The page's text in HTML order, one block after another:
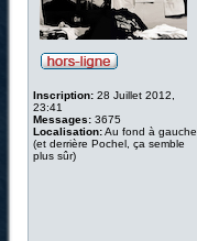
Inscription: 28 Juillet 2012,
23:41
Messages: 3675
Localisation:Au fond à gauche
(et derrière Pochel, ça semble
plus sûr)